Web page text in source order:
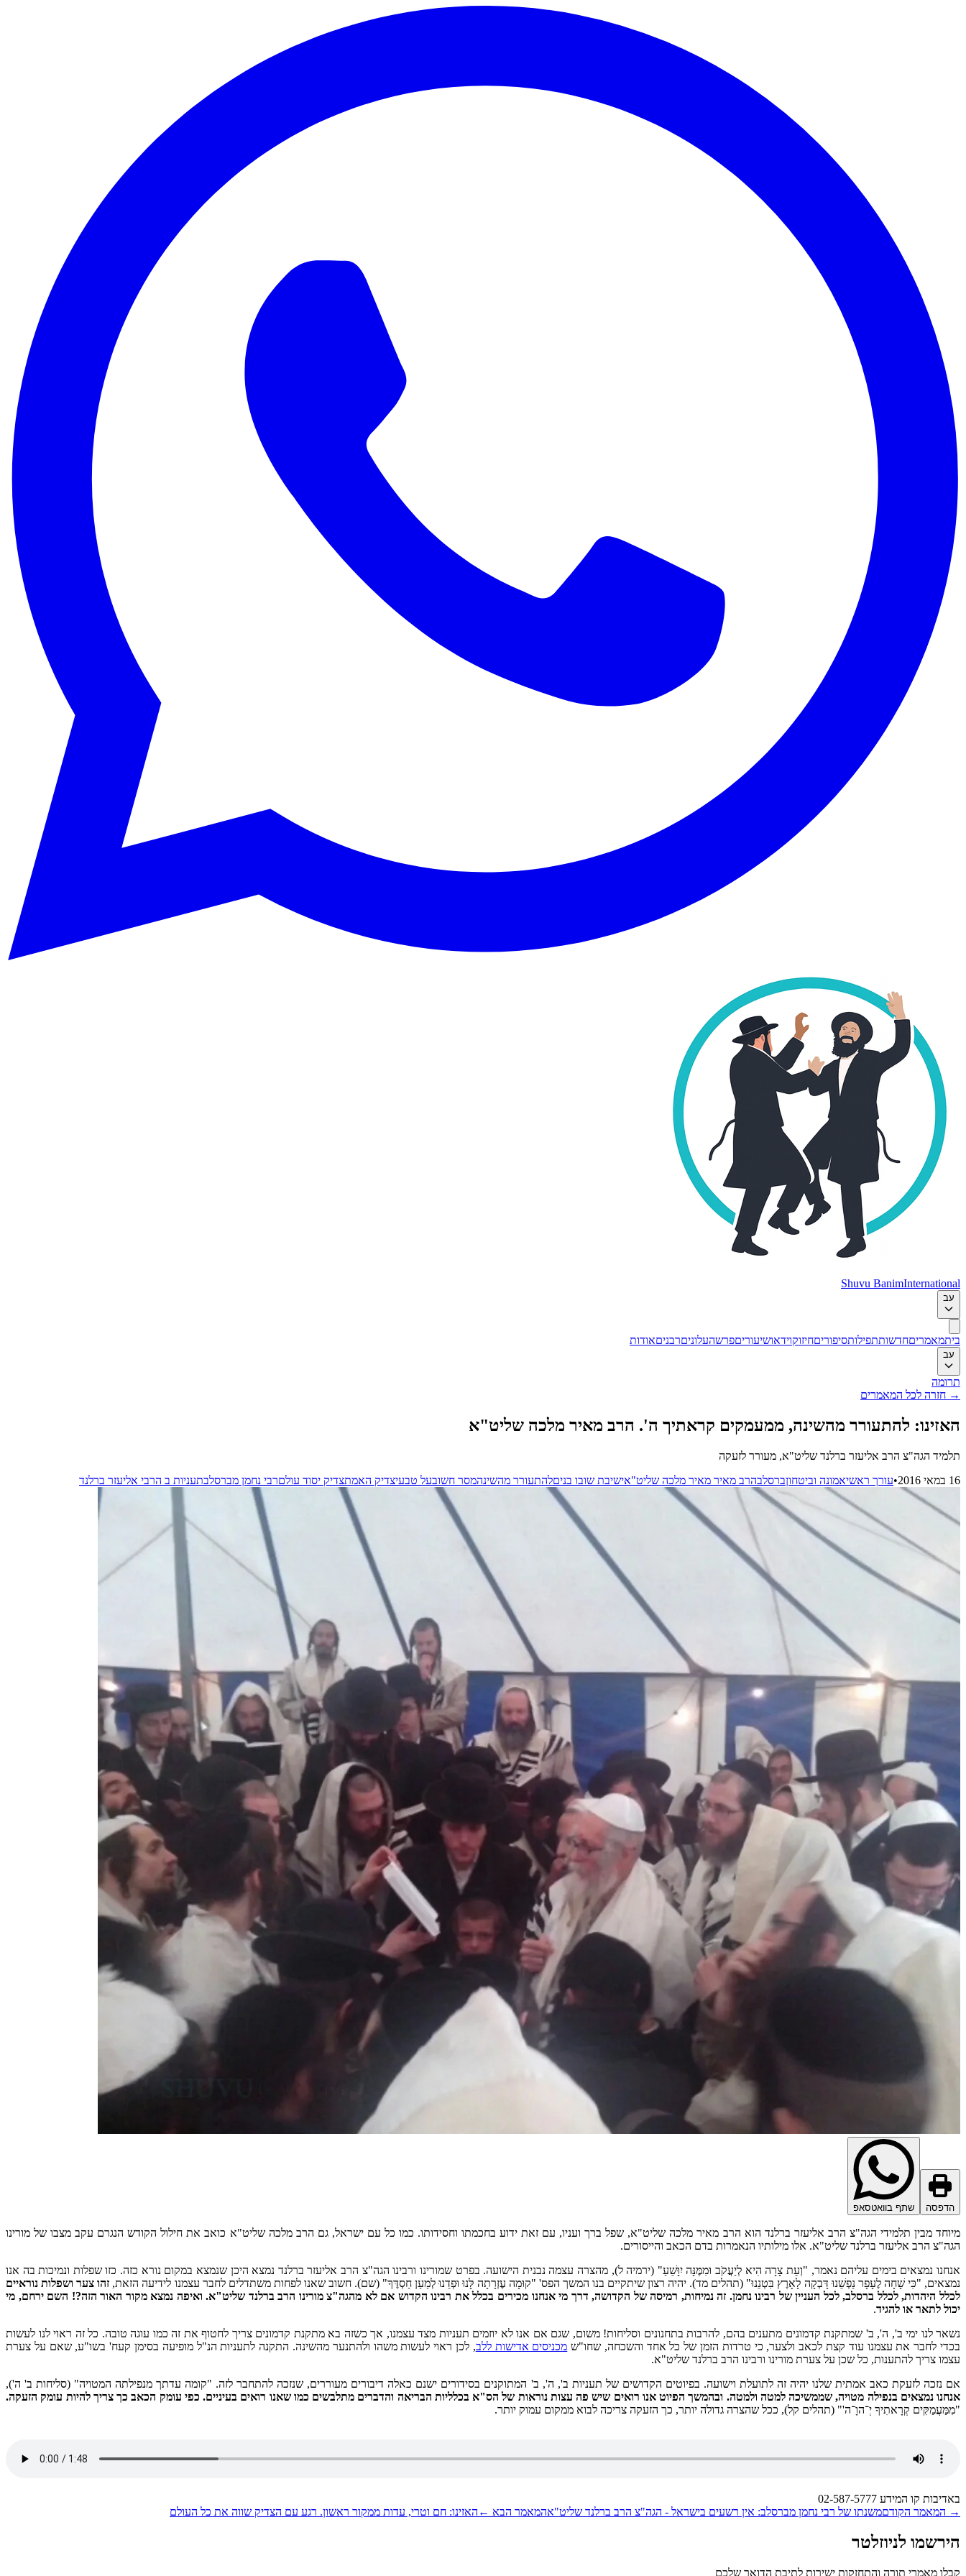
Shuvu BanimInternational
עב
ביתמאמריםחדשותתפילותסיפוריםחיזוקוידאושיעוריםפרשהעלוניםרבניםאודות
עב
תרומה
→ חזרה לכל המאמרים
האזינו: להתעורר מהשינה, ממעמקים קראתיך ה'. הרב מאיר מלכה שליט"א
תלמיד הגה"צ הרב אליעזר ברלנד שליט"א, מעורר לזעקה
16 במאי 2016
•עורך ראשיאמונה וביטחוןברסלבהרב מאיר מאיר מלכה שליט"אישיבת שובו בניםלהתעורר מהשינהמסר חשובעל טבעיצדיק האמתצדיק יסוד עולםרבי נחמן מברסלבתעניות ב הרבי אליעזר ברלנד
הדפסה שתף בוואטסאפ
מיוחד מבין תלמידי הגה"צ הרב אליעזר ברלנד הוא הרב מאיר מלכה שליט"א, שפל ברך ועניו, עם זאת ידוע בחכמתו וחסידותו. כמו כל עם ישראל, גם הרב מלכה שליט"א כואב את חילול הקודש הנגרם עקב מצבו של מורינו
הגה"צ הרב אליעזר ברלנד שליט"א. אלו מילותיו הנאמרות בדם הכאב והייסורים.
אנחנו נמצאים בימים עליהם נאמר, "וְעֵת צָרָה הִיא לְיַעֲקֹב וּמִמֶּנָּה יִוָּשֵׁעַ" (ירמיה ל), מהצרה עצמה נבנית הישועה. בפרט שמורינו ורבינו הגה"צ הרב אליעזר ברלנד נמצא היכן שנמצא במקום נורא כזה. כזו שפלות ונמיכות בה אנו
נמצאים, "כִּי שָׁחָה לֶעָפָר נַפְשֵׁנוּ דָּבְקָה לָאָרֶץ בִּטְנֵנוּ" (תהלים מד). יהיה רצון שיתקיים בנו המשך הפס' "קוּמָה עֶזְרָתָה לָּנוּ וּפְדֵנוּ לְמַעַן חַסְדֶּךָ" (שם). חשוב שאנו לפחות משתדלים לחבר עצמנו לידיעה הזאת, זהו צער ושפלות נוראיים
לכלל היהדות, לכלל ברסלב, לכל העניין של רבינו נחמן. זה נמיחות, רמיסה של הקדושה, דרך מי אנחנו מכירים בכלל את רבינו הקדוש אם לא מהגה"צ מורינו הרב ברלנד שליט"א. ואיפה נמצא מקור האור הזה?! השם ירחם, מי
יכול לתאר או להגיד.
נשאר לנו ימי ב', ה', ב' שמתקנת קדמונים מתענים בהם, להרבות בתחנונים וסליחות! משום, שגם אם אנו לא יוזמים תעניות מצד עצמנו, אך כשזה בא מתקנת קדמונים צריך לחטוף את זה כמו עוגה טובה. כל זה ראוי לנו לעשות
בכדי לחבר את עצמנו עוד קצת לכאב ולצער, כי טרדות הזמן של כל אחד והשכחה, שחו"ש מכניסים אדישות ללב, לכן ראוי לעשות משהו ולהתנער מהשינה. התקנה לתעניות הנ"ל מופיעה בסימן קעח' בשו"ע, שאם על צערת
עצמו צריך להתענות, כל שכן על צערת מורינו ורבינו הרב ברלנד שליט"א.
אם נזכה לזעקת כאב אמתית שלנו יהיה זה לתועלת וישועה. בפיוטים הקדושים של תעניות ב', ה', ב' המתוקנים בסידורים ישנם כאלה דיבורים מעוררים, שנזכה להתחבר לזה. "קומה עדתך מנפילתה המטויה" (סליחות ב' ה'),
אנחנו נמצאים בנפילה מטויה, שממשיכה למטה ולמטה. ובהמשך הפיוט אנו רואים שיש פה עצות נוראות של הס"א בכלליות הבריאה והדברים מתלבשים כמו שאנו רואים בעיניים. כפי עומק הכאב כך צריך להיות עומק הזעקה.
"מִמַּעֲמַקִּים קְרָאתִיךָ יְ־הוָ־ה'" (תהלים קל), ככל שהצרה גדולה יותר, כך הזעקה צריכה לבוא ממקום עמוק יותר.
באדיבות קו המידע 02-587-5777
→ המאמר הקודםמשנתו של רבי נחמן מברסלב: אין רשעים בישראל - הגה"צ הרב ברלנד שליט"אהמאמר הבא ← האזינו: חם וטרי, עדות ממקור ראשון. רגע עם הצדיק שווה את כל העולם
הירשמו לניוזלטר
קבלו מאמרי תורה והתחזקות ישירות לתיבת הדואר שלכם